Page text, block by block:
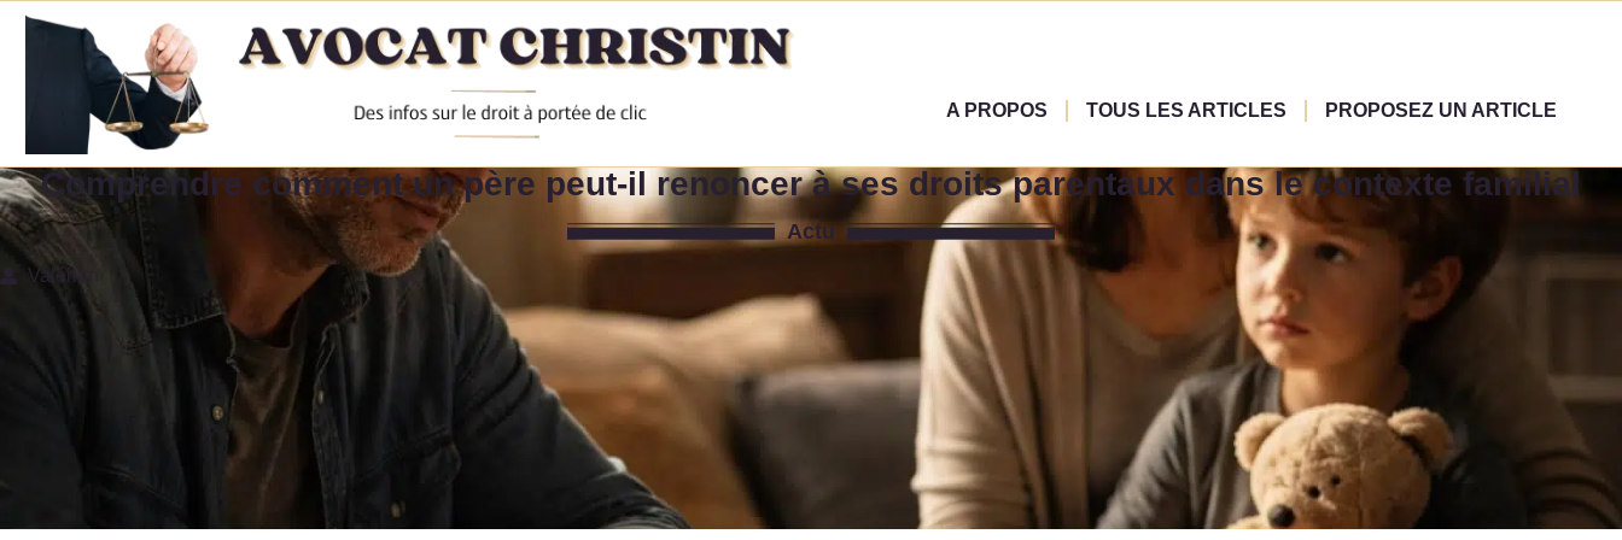
A PROPOS TOUS LES ARTICLES PROPOSEZ UN ARTICLE
Comprendre comment un père peut-il renoncer à ses droits parentaux dans le contexte familial
Actu
Valérian